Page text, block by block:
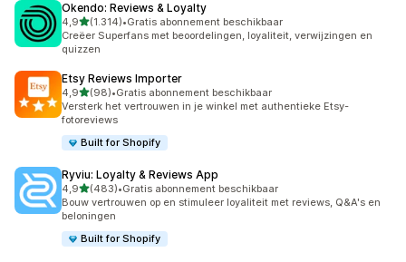
Okendo: Reviews & Loyalty
4,9van 5 sterren
(1.314)
1314 recensies in totaal
•Gratis abonnement beschikbaar
Creëer Superfans met beoordelingen, loyaliteit, verwijzingen en
quizzen
Etsy Reviews Importer
4,9van 5 sterren
(98)
98 recensies in totaal
•Gratis abonnement beschikbaar
Versterk het vertrouwen in je winkel met authentieke Etsy-
fotoreviews
Built for Shopify
Ryviu: Loyalty & Reviews App
4,9van 5 sterren
(483)
483 recensies in totaal
•Gratis abonnement beschikbaar
Bouw vertrouwen op en stimuleer loyaliteit met reviews, Q&A's en
beloningen
Built for Shopify